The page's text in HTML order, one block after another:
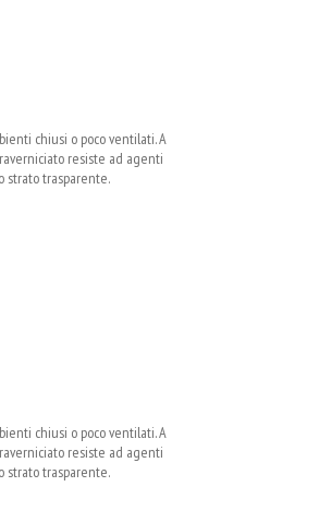
chiusi o poco ventilati. A
resiste ad agenti
strato trasparente.
chiusi o poco ventilati. A
resiste ad agenti
strato trasparente.